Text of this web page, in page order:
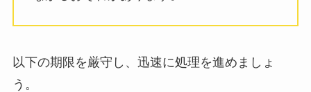
以下の期限を厳守し、迅速に処理を進めましょ
う。